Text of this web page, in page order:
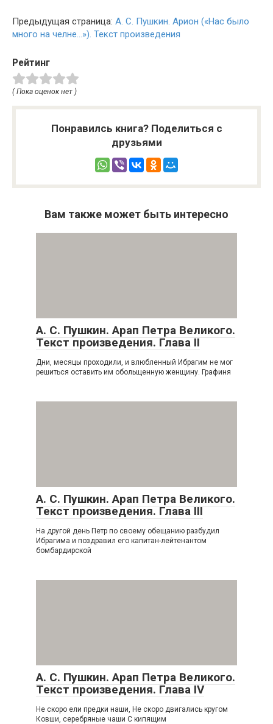
Предыдущая страница: А. С. Пушкин. Арион («Нас было
много на челне…»). Текст произведения
Рейтинг
( Пока оценок нет )
Понравилсь книга? Поделиться с
друзьями
Вам также может быть интересно
А. С. Пушкин. Арап Петра Великого.
Текст произведения. Глава II
Дни, месяцы проходили, и влюбленный Ибрагим не мог
решиться оставить им обольщенную женщину. Графиня
А. С. Пушкин. Арап Петра Великого.
Текст произведения. Глава III
На другой день Петр по своему обещанию разбудил
Ибрагима и поздравил его капитан-лейтенантом
бомбардирской
А. С. Пушкин. Арап Петра Великого.
Текст произведения. Глава IV
Не скоро ели предки наши, Не скоро двигались кругом
Ковши, серебряные чаши С кипящим